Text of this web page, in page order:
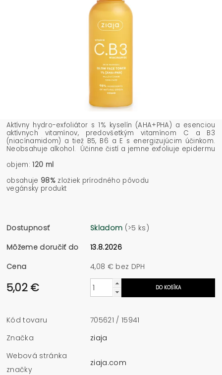
Aktívny hydro-exfoliátor s 1% kyselín (AHA+PHA) a esenciou
aktívnych vitamínov, predovšetkým vitamínom C a B3
(niacínamidom) a tiež B5, B6 a E s energizujúcim účinkom.
Neobsahuje alkohol. Účinne čistí a jemne exfoliuje epidermu
objem:120 ml
obsahuje 98% zložiek prírodného pôvodu
vegánsky produkt
Dostupnosť Skladom (>5 ks)
Môžeme doručiť do
13.8.2026
Cena
4,08 € bez DPH
5,02 €
Kód tovaru
705621 / 15941
Značka
ziaja
Webová stránka
značky
ziaja.com